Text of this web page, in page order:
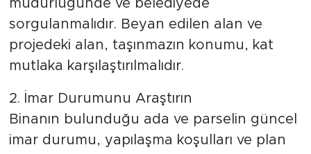
müdürlüğünde ve belediyede
sorgulanmalıdır. Beyan edilen alan ve
projedeki alan, taşınmazın konumu, kat
mutlaka karşılaştırılmalıdır.
2. İmar Durumunu Araştırın
Binanın bulunduğu ada ve parselin güncel
imar durumu, yapılaşma koşulları ve plan